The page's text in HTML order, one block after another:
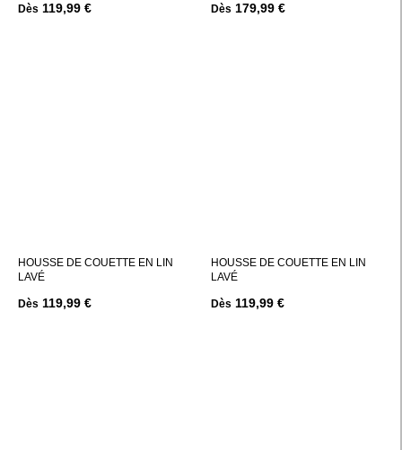
Dès 119,99 € Dès 179,99 €
HOUSSE DE COUETTE EN LIN
LAVÉ
Dès 119,99 €
HOUSSE DE COUETTE EN LIN
LAVÉ
Dès 119,99 €